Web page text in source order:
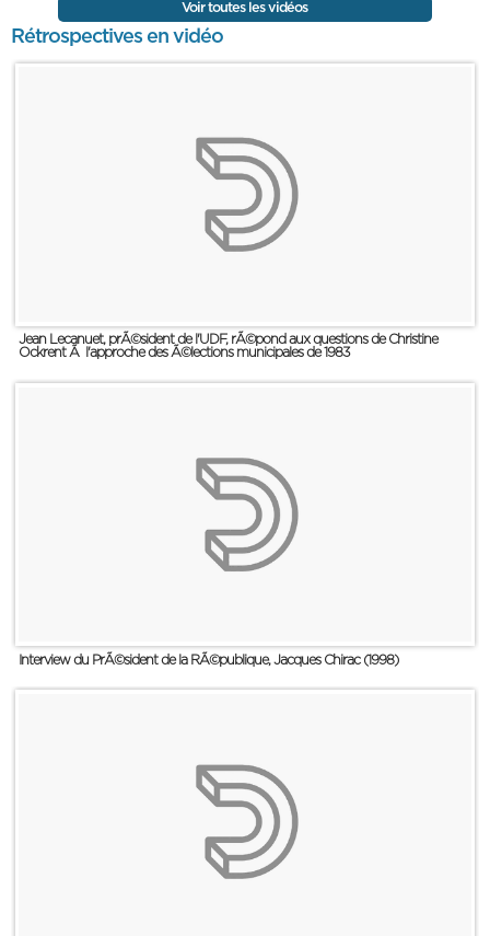
Voir toutes les vidéos
Rétrospectives en vidéo
Jean Lecanuet, prÃ©sident de l'UDF, rÃ©pond aux questions de Christine
Ockrent Ã l'approche des Ã©lections municipales de 1983
Interview du PrÃ©sident de la RÃ©publique, Jacques Chirac (1998)